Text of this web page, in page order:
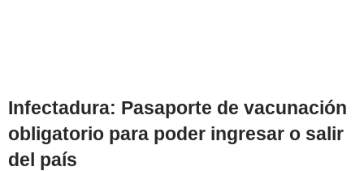
Infectadura: Pasaporte de vacunación
obligatorio para poder ingresar o salir
del país